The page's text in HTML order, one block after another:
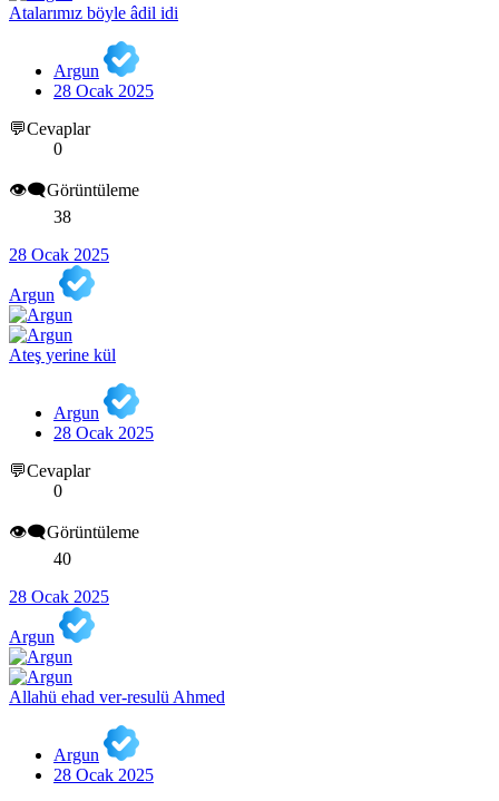
Atalarımız böyle âdil idi
Argun
28 Ocak 2025
💬Cevaplar
0
👁️‍🗨️Görüntüleme
38
28 Ocak 2025
Argun
Ateş yerine kül
Argun
28 Ocak 2025
💬Cevaplar
0
👁️‍🗨️Görüntüleme
40
28 Ocak 2025
Argun
Allahü ehad ver-resulü Ahmed
Argun
28 Ocak 2025